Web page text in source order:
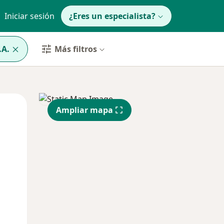
Iniciar sesión ¿Eres un especialista?
Más filtros
Vie
14 Ago
Sáb
15 Ago
Ampliar mapa